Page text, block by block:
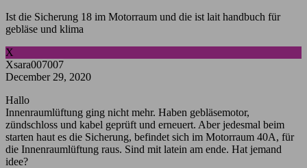
Ist die Sicherung 18 im Motorraum und die ist lait handbuch für
gebläse und klima
X
Xsara007007
December 29, 2020
Hallo
Innenraumlüftung ging nicht mehr. Haben gebläsemotor,
zündschloss und kabel geprüft und erneuert. Aber jedesmal beim
starten haut es die Sicherung, befindet sich im Motorraum 40A, für
die Innenraumlüftung raus. Sind mit latein am ende. Hat jemand
idee?